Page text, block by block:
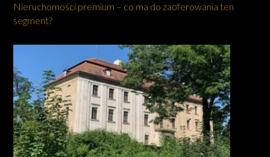
Nieruchomości premium – co ma do zaoferowania ten
segment?